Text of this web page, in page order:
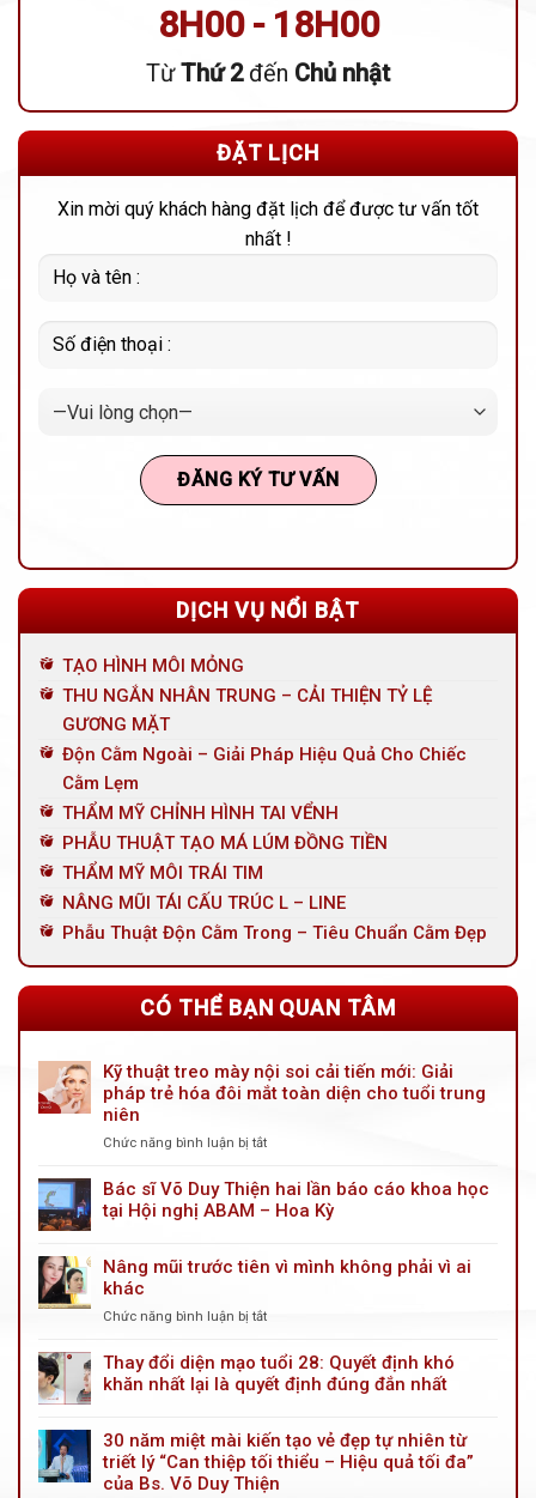
8H00 - 18H00
TừThứ 2đến Chủ nhật
ĐẶT LỊCH
Xin mời quý khách hàng đặt lịch để được tư vấn tốt
nhất !
DỊCH VỤ NỔI BẬT
TẠO HÌNH MÔI MỎNG
THU NGẮN NHÂN TRUNG – CẢI THIỆN TỶ LỆ
GƯƠNG MẶT
Độn Cằm Ngoài – Giải Pháp Hiệu Quả Cho Chiếc
Cằm Lẹm
THẨM MỸ CHỈNH HÌNH TAI VỂNH
PHẪU THUẬT TẠO MÁ LÚM ĐỒNG TIỀN
THẨM MỸ MÔI TRÁI TIM
NÂNG MŨI TÁI CẤU TRÚC L – LINE
Phẫu Thuật Độn Cằm Trong – Tiêu Chuẩn Cằm Đẹp
CÓ THỂ BẠN QUAN TÂM
Kỹ thuật treo mày nội soi cải tiến mới: Giải
pháp trẻ hóa đôi mắt toàn diện cho tuổi trung
niên
Chức năng bình luận bị tắt
thuật
treo
soi
pháp
trẻ
mắt
toàn
diện
Bác sĩ Võ Duy Thiện hai lần báo cáo khoa học
tại Hội nghị ABAM – Hoa Kỳ
Nâng mũi trước tiên vì mình không phải vì ai
khác
Chức năng bình luận bị tắt
mũi
trước
mình
không
phải
Thay đổi diện mạo tuổi 28: Quyết định khó
khăn nhất lại là quyết định đúng đắn nhất
30 năm miệt mài kiến tạo vẻ đẹp tự nhiên từ
triết lý “Can thiệp tối thiểu – Hiệu quả tối đa”
của Bs. Võ Duy Thiện